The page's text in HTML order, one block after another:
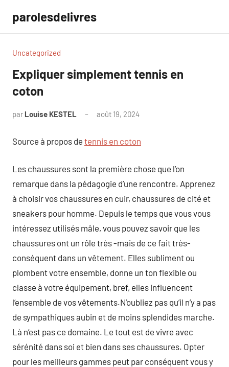
contenu
parolesdelivres
Uncategorized
Expliquer simplement tennis en
coton
par Louise KESTEL août 19, 2024
Source à propos de tennis en coton
Les chaussures sont la première chose que l’on
remarque dans la pédagogie d’une rencontre. Apprenez
à choisir vos chaussures en cuir, chaussures de cité et
sneakers pour homme. Depuis le temps que vous vous
intéressez utilisés mâle, vous pouvez savoir que les
chaussures ont un rôle très -mais de ce fait très-
conséquent dans un vêtement. Elles subliment ou
plombent votre ensemble, donne un ton flexible ou
classe à votre équipement, bref, elles influencent
l’ensemble de vos vêtements.N’oubliez pas qu’il n’y a pas
de sympathiques aubin et de moins splendides marche.
Là n’est pas ce domaine. Le tout est de vivre avec
sérénité dans soi et bien dans ses chaussures. Opter
pour les meilleurs gammes peut par conséquent vous y